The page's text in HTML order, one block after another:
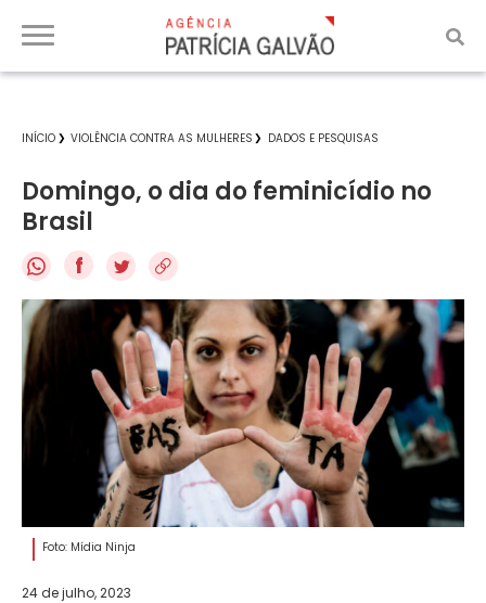
INÍCIO VIOLÊNCIA CONTRA AS MULHERES DADOS E PESQUISAS
Domingo, o dia do feminicídio no
Brasil
f
Foto: Mídia Ninja
24 de julho, 2023